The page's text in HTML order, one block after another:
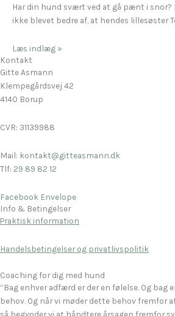
Har din hund svært ved at gå pænt i snor?
ikke blevet bedre af, at hendes lillesøster
Læs indlæg »
Kontakt
Gitte Asmann
Klempegårdsvej 42
4140 Borup
CVR: 31139988
Mail: kontakt@gitteasmann.dk
Tlf: 29 89 82 12
Facebook Envelope
Info & Betingelser
Praktisk information
Handelsbetingelser og privatlivspolitik
Coaching for dig med hund
“Bag enhver adfærd er der en følelse. Og bag
behov. Og når vi møder dette behov fremfor